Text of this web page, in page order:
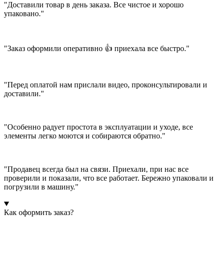
"Доставили товар в день заказа. Все чистое и хорошо
упаковано."
"Заказ оформили оперативно 👍 приехала все быстро."
"Перед оплатой нам прислали видео, проконсультировали и
доставили."
"Особенно радует простота в эксплуатации и уходе, все
элементы легко моются и собираются обратно."
"Продавец всегда был на связи. Приехали, при нас все
проверили и показали, что все работает. Бережно упаковали и
погрузили в машину."
Как оформить заказ?